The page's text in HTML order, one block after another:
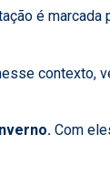
é marcada
contexto,
Com